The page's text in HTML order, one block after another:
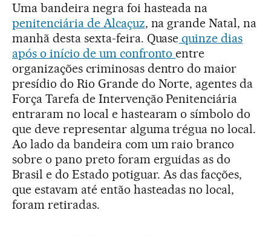
Uma bandeira negra foi hasteada na
penitenciária de Alcaçuz, na grande Natal, na
manhã desta sexta-feira. Quase quinze dias
após o início de um confrontoentre
organizações criminosas dentro do maior
presídio do Rio Grande do Norte, agentes da
Força Tarefa de Intervenção Penitenciária
entraram no local e hastearam o símbolo do
que deve representar alguma trégua no local.
Ao lado da bandeira com um raio branco
sobre o pano preto foram erguidas as do
Brasil e do Estado potiguar. As das facções,
que estavam até então hasteadas no local,
foram retiradas.